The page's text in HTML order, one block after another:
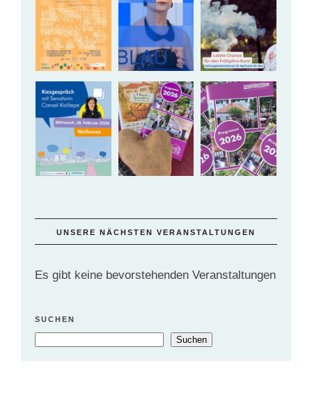
UNSERE NÄCHSTEN VERANSTALTUNGEN
Es gibt keine bevorstehenden Veranstaltungen
SUCHEN
Suchen